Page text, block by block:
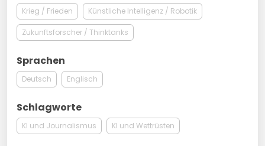
Krieg / Frieden Künstliche Intelligenz / Robotik
Zukunftsforscher / Thinktanks
Sprachen
Deutsch Englisch
Schlagworte
KI und Journalismus KI und Wettrüsten